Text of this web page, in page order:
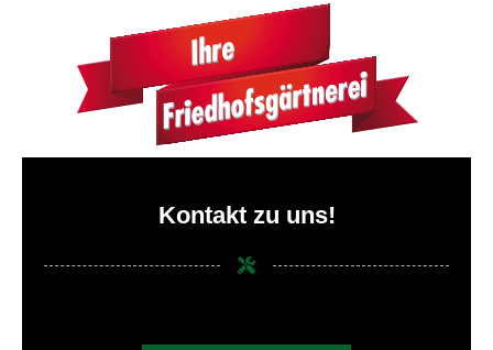
Kontakt zu uns!